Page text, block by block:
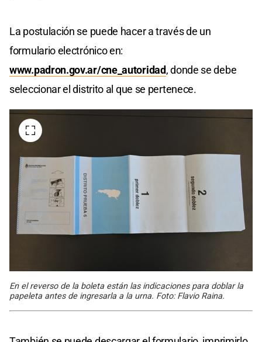
La postulación se puede hacer a través de un
formulario electrónico en:
www.padron.gov.ar/cne_autoridad, donde se debe
seleccionar el distrito al que se pertenece.
En el reverso de la boleta están las indicaciones para doblar la
papeleta antes de ingresarla a la urna. Foto: Flavio Raina.